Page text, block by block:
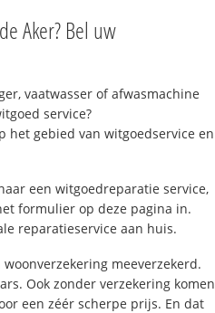
Aker? Bel uw
vaatwasser of afwasmachine
service?
het gebied van witgoedservice en
een witgoedreparatie service,
formulier op deze pagina in.
reparatieservice aan huis.
meeverzekerd.
Ook zonder verzekering komen
een zéér scherpe prijs. En dat